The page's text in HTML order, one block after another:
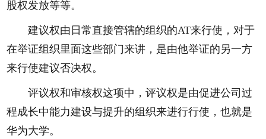
股权发放等等。
建议权由日常直接管辖的组织的AT来行使，对于
在举证组织里面这些部门来讲，是由他举证的另一方
来行使建议否决权。
评议权和审核权这项中，评议权是由促进公司过
程成长中能力建设与提升的组织来进行行使，也就是
华为大学。